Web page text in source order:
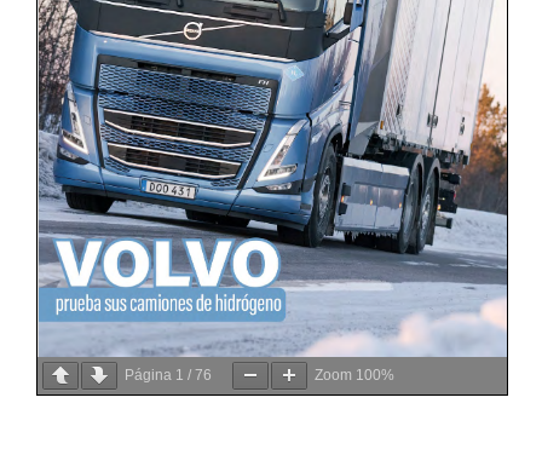
Página 1 / 76 Zoom 100%